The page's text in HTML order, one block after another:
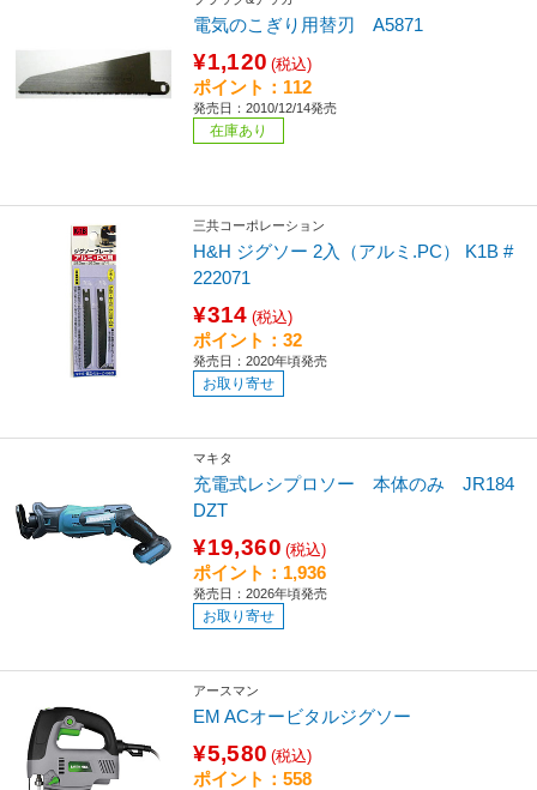
電気のこぎり用替刃 A5871
¥1,120 (税込)
ポイント：112
発売日：2010/12/14発売
在庫あり
三共コーポレーション
H&H ジグソー 2入（アルミ.PC） K1B #
222071
¥314 (税込)
ポイント：32
発売日：2020年頃発売
お取り寄せ
マキタ
充電式レシプロソー 本体のみ JR184
DZT
¥19,360 (税込)
ポイント：1,936
発売日：2026年頃発売
お取り寄せ
アースマン
EM ACオービタルジグソー
¥5,580 (税込)
ポイント：558